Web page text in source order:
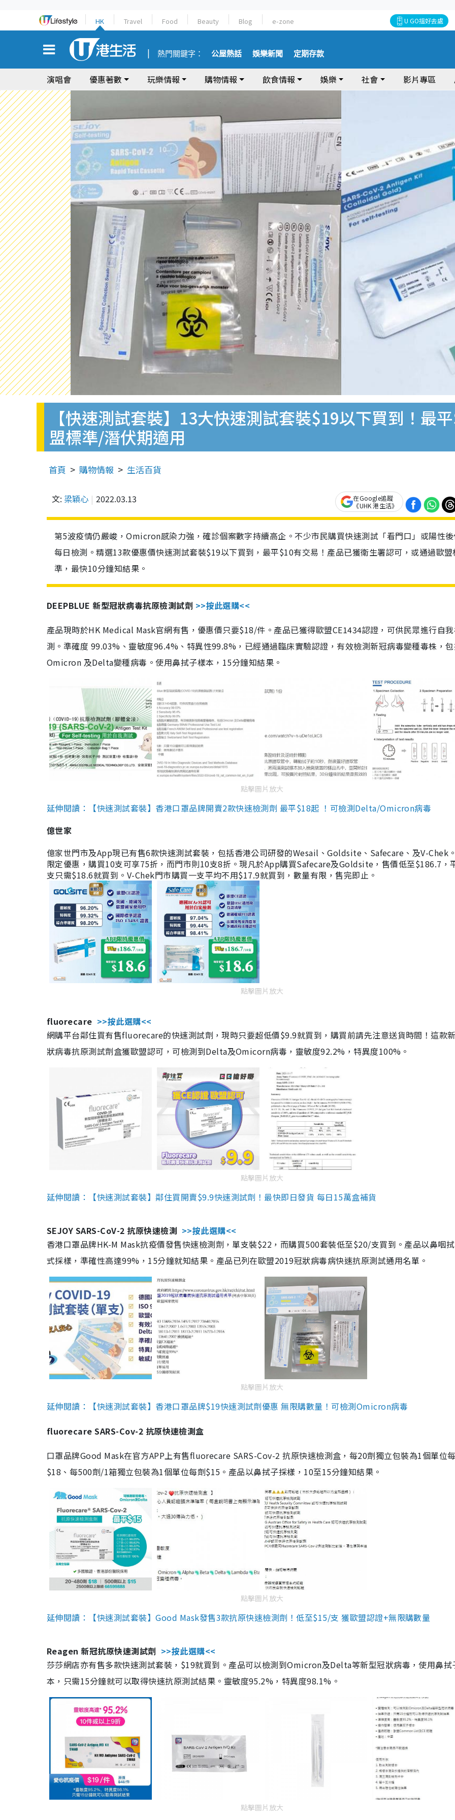
HK Travel Food Beauty Blog e-zone U GO搵好去處
熱門關鍵字： 公屋熱話 娛樂新聞 定期存款
演唱會 優惠著數 玩樂情報 購物情報 飲食情報 娛樂 社會 影片專區
【快速測試套裝】13大快速測試套裝$19以下買到！最
盟標準/潛伏期適用
首頁 購物情報 生活百貨
文: 梁穎心 2022.03.13
在Google追蹤
《UHK 港生活》
第5波疫情仍嚴峻，Omicron感染力強，確診個案數字持續高企。不少市民購買快速測試「看門口」或陽性
每日檢測。精選13款優惠價快速測試套裝$19以下買到，最平$10有交易！產品已獲衛生署認可，或通過歐盟
準，最快10分鐘知結果。
DEEPBLUE 新型冠狀病毒抗原檢測試劑 >>按此選購<<
產品現時於HK Medical Mask官網有售，優惠價只要$18/件。產品已獲得歐盟CE1434認證，可供民眾進行自
測。準確度 99.03%、靈敏度96.4%、特異性99.8%，已經通過臨床實驗認證，有效檢測新冠病毒變種毒株，
Omicron 及Delta變種病毒。使用鼻拭子樣本，15分鐘知結果。
點擊圖片放大
延伸閱讀：【快速測試套裝】香港口罩品牌開賣2款快速檢測劑 最平$18起 ！可檢測Delta/Omicron病毒
億世家
億家世門市及App現已有售6款快速測試套裝，包括香港公司研發的Wesail、Goldsite、Safecare、及V-Chek
限定優惠，購買10支可享75折，而門市則10支8折。現凡於App購買Safecare及Goldsite，售價低至$186.7，
支只需$18.6就買到。V-Chek門市購買一支平均不用$17.9就買到，數量有限，售完即止。
點擊圖片放大
fluorecare >>按此選購<<
網購平台鄰住買有售fluorecare的快速測試劑，現時只要超低價$9.9就買到，購買前請先注意送貨時間！這款
狀病毒抗原測試劑盒獲歐盟認可，可檢測到Delta及Omicorn病毒，靈敏度92.2%，特異度100%。
點擊圖片放大
延伸閱讀：【快速測試套裝】鄰住買開賣$9.9快速測試劑！最快即日發貨 每日15萬盒補貨
SEJOY SARS-CoV-2 抗原快速檢測 >>按此選購<<
香港口罩品牌HK-M Mask抗疫價發售快速檢測劑，單支裝$22，而購買500套裝低至$20/支買到。產品以鼻咽
式採樣，準確性高達99%，15分鐘就知結果。產品已列在歐盟2019冠狀病毒病快速抗原測試通用名單。
點擊圖片放大
延伸閱讀：【快速測試套裝】香港口罩品牌$19快速測試劑優惠 無限購數量！可檢測Omicron病毒
fluorecare SARS-Cov-2 抗原快速檢測盒
口罩品牌Good Mask在官方APP上有售fluorecare SARS-Cov-2 抗原快速檢測盒，每20劑獨立包裝為1個單位
$18、每500劑/1箱獨立包裝為1個單位每劑$15。產品以鼻拭子採樣，10至15分鐘知結果。
點擊圖片放大
延伸閱讀：【快速測試套裝】Good Mask發售3款抗原快速檢測劑！低至$15/支 獲歐盟認證+無限購數量
Reagen 新冠抗原快速測試劑 >>按此選購<<
莎莎網店亦有售多款快速測試套裝，$19就買到。產品可以檢測到Omicron及Delta等新型冠狀病毒，使用鼻拭
本，只需15分鐘就可以取得快速抗原測試結果。靈敏度95.2%，特異度98.1%。
點擊圖片放大